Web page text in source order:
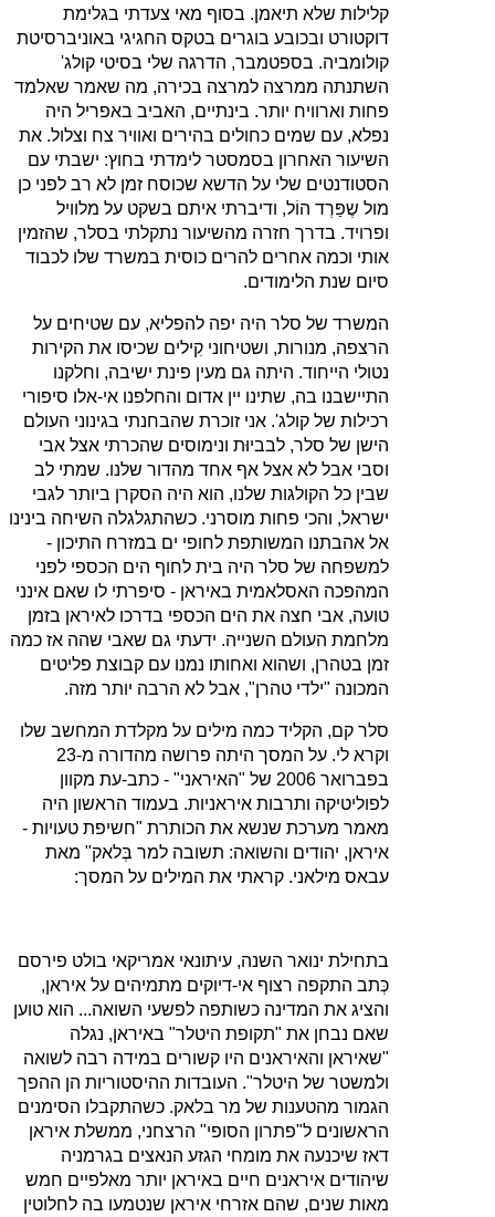
קלילות שלא תיאמן. בסוף מאי צעדתי בגלימת
דוקטורט ובכובע בוגרים בטקס החגיגי באוניברסיטת
קולומביה. בספטמבר, הדרגה שלי בסיטי קולג'
השתנתה ממרצה למרצה בכירה, מה שאמר שאלמד
פחות וארוויח יותר. בינתיים, האביב באפריל היה
נפלא, עם שמים כחולים בהירים ואוויר צח וצלול. את
השיעור האחרון בסמסטר לימדתי בחוץ: ישבתי עם
הסטודנטים שלי על הדשא שכוסח זמן לא רב לפני כן
מול שֶפַּרְד הוֹל, ודיברתי איתם בשקט על מלוויל
ופרויד. בדרך חזרה מהשיעור נתקלתי בסלר, שהזמין
אותי וכמה אחרים להרים כוסית במשרד שלו לכבוד
סיום שנת הלימודים.
המשרד של סלר היה יפה להפליא, עם שטיחים על
הרצפה, מנורות, ושטיחוני קִילים שכיסו את הקירות
נטולי הייחוד. היתה גם מעין פינת ישיבה, וחלקנו
התיישבנו בה, שתינו יין אדום והחלפנו אי‑אלו סיפורי
רכילות של קולג'. אני זוכרת שהבחנתי בגינוני העולם
הישן של סלר, לבביוּת ונימוסים שהכרתי אצל אבי
וסבי אבל לא אצל אף אחד מהדור שלנו. שמתי לב
שבין כל הקולגות שלנו, הוא היה הסקרן ביותר לגבי
ישראל, והכי פחות מוסרני. כשהתגלגלה השיחה בינינו
אל אהבתנו המשותפת לחופי ים במזרח התיכון ‑
למשפחה של סלר היה בית לחוף הים הכספי לפני
המהפכה האסלאמית באיראן ‑ סיפרתי לו שאם אינני
טועה, אבי חצה את הים הכספי בדרכו לאיראן בזמן
מלחמת העולם השנייה. ידעתי גם שאבי שהה אז כמה
זמן בטהרן, ושהוא ואחותו נמנו עם קבוצת פליטים
המכונה "ילדי טהרן", אבל לא הרבה יותר מזה.
סלר קם, הקליד כמה מילים על מקלדת המחשב שלו
וקרא לי. על המסך היתה פרושה מהדורה מ‑23
בפברואר 2006 של "האיראני" ‑ כתב‑עת מקוון
לפוליטיקה ותרבות איראניות. בעמוד הראשון היה
מאמר מערכת שנשא את הכותרת "חשיפת טעויות ‑
איראן, יהודים והשואה: תשובה למר בְּלאק" מאת
עבאס מילאני. קראתי את המילים על המסך:
בתחילת ינואר השנה, עיתונאי אמריקאי בולט פירסם
כְּתב התקפה רצוף אי‑דיוקים מתמיהים על איראן,
והציג את המדינה כשותפה לפשעי השואה... הוא טוען
שאם נבחן את "תקופת היטלר" באיראן, נגלה
"שאיראן והאיראנים היו קשורים במידה רבה לשואה
ולמשטר של היטלר". העובדות ההיסטוריות הן ההפך
הגמור מהטענות של מר בלאק. כשהתקבלו הסימנים
הראשונים ל"פתרון הסופי" הרצחני, ממשלת איראן
דאז שיכנעה את מומחי הגזע הנאצים בגרמניה
שיהודים איראנים חיים באיראן יותר מאלפיים חמש
מאות שנים, שהם אזרחי איראן שנטמעו בה לחלוטין